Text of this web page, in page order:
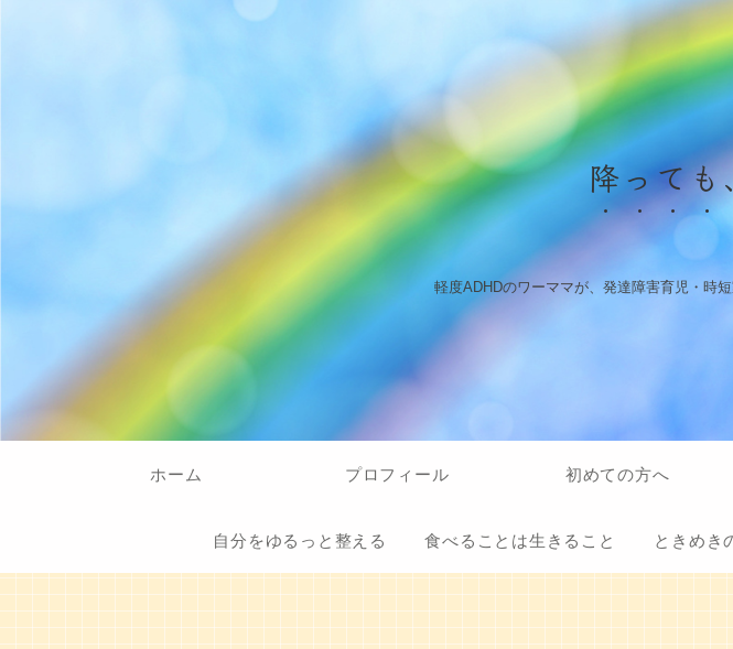
降っても
軽度ADHDのワーママが、発達障害育児・時
ホーム プロフィール 初めての方へ
自分をゆるっと整える 食べることは生きること ときめき